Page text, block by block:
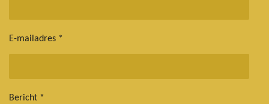
E-mailadres *
Bericht *